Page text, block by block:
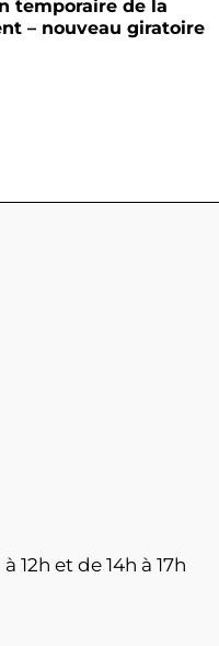
temporaire de la
– nouveau giratoire
12h et de 14h à 17h